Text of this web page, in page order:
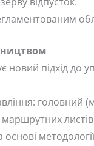
новий підхід до
головний